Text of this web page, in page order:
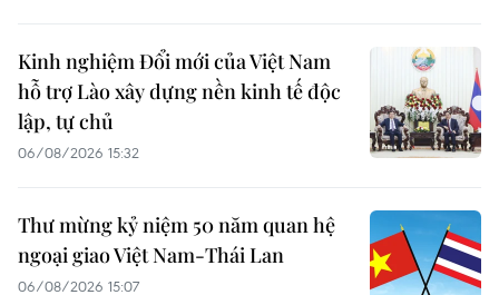
Kinh nghiệm Đổi mới của Việt Nam
hỗ trợ Lào xây dựng nền kinh tế độc
lập, tự chủ
06/08/2026 15:32
Thư mừng kỷ niệm 50 năm quan hệ
ngoại giao Việt Nam-Thái Lan
06/08/2026 15:07